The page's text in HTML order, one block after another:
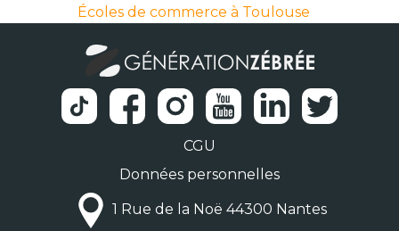
Écoles de commerce à Toulouse
CGU
Données personnelles
1 Rue de la Noë 44300 Nantes